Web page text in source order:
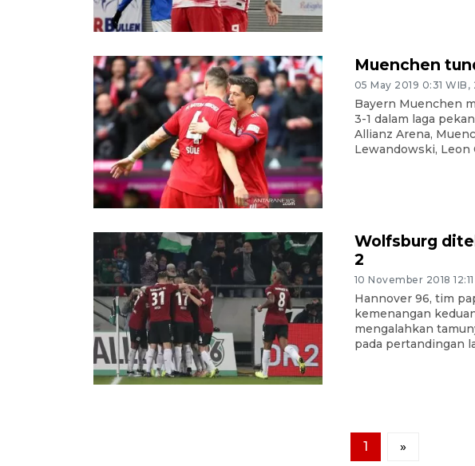
Muenchen
05 May 2019 0:31 WIB,
Bayern Muenchen
3-1 dalam laga
Allianz Arena,
Lewandowski, Leon
Wolfsburg
2
10 November 2018
Hannover 96, tim
kemenangan
mengalahkan
pada pertandingan
1 »